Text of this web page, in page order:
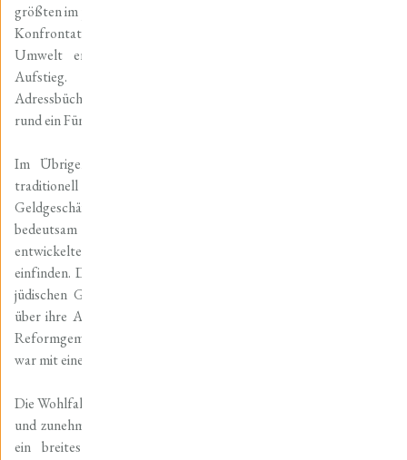
größten im preußischen Regierungsbezirk Erfurt wurde. Trotz der
Konfrontation mit manifestierten Ansichten der christlichen
Umwelt erfuhren die Juden in Nordhausen einen sozialen
Aufstieg. Wie die Analysen der Seelenlisten und von
Adressbüchern zeigen, etablierten sich im Laufe des Jahrhunderts
rund ein Fünftel der jüdischen Geschäftsleute als Fabrikanten.
Im Übrigen verblieben sie jedoch im Wesentlichen in den
traditionell jüdischen Berufen, betrieben also Handel und
Geldgeschäfte. Da der Handel in Nordhausen schon immer
bedeutsam war und sich die Stadt wirtschaftlich sehr gut
entwickelte, konnten sich die Juden hier wirtschaftlich gut
einfinden. Die wenigen, noch vorhandenen Archivdokumente der
jüdischen Gemeinde in Nordhausen und auch Zeitungsberichte
über ihre Aktivitäten lassen den Schluss zu, dass es sich um eine
Reformgemeinde handelte. Die Lockerung der religiösen Tradition
war mit einer Assimilation an das christliche Umfeld verbunden.
Die Wohlfahrtspflege der jüdischen Gemeinde war gut aufgestellt
und zunehmend professionalisiert: Die jüdischen Vereine deckten
ein breites Aufgabenspektrum ab und reagierten auf die